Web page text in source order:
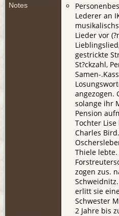
Notes
Lederer an
Lieder vor
gestrickte
St?ckzahl,
Samen-
angezogen.
solange ihr
Pension
Tochter
Charles
Thiele
zogen zus.
erlitt sie
Schwester
2 Jahre bis